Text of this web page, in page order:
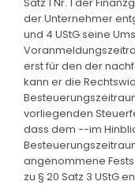
der Unternehmer
und 4 UStG seine
erst für den der
kann er die
vorliegenden
dass dem --im
angenommene
zu § 20 Satz 3 UStG